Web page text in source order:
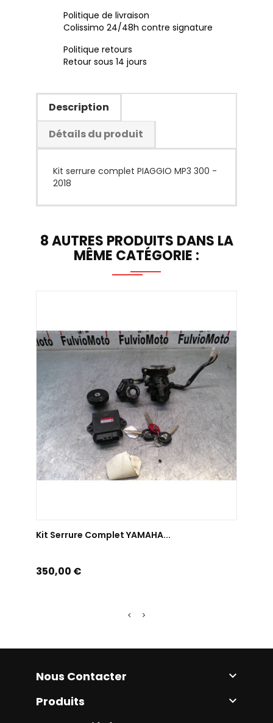
Politique de livraison
Colissimo 24/48h contre signature
Politique retours
Retour sous 14 jours
Description
Détails du produit
Kit serrure complet PIAGGIO MP3 300 -
2018
8 AUTRES PRODUITS DANS LA
MÊME CATÉGORIE :
Kit Serrure Complet YAMAHA...
Prix
350,00 €
Nous Contacter 
Produits 